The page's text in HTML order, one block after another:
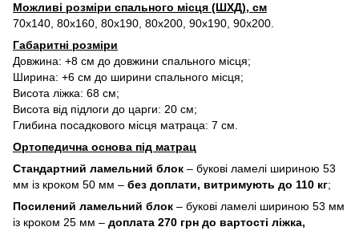
Можливі розміри спального місця (ШХД), см
70х140, 80х160, 80х190, 80х200, 90х190, 90х200.
Габаритні розміри
Довжина: +8 см до довжини спального місця;
Ширина: +6 см до ширини спального місця;
Висота ліжка: 68 см;
Висота від підлоги до царги: 20 см;
Глибина посадкового місця матраца: 7 см.
Ортопедична основа під матрац
Стандартний ламельний блок – букові ламелі шириною 53
мм із кроком 50 мм – без доплати, витримують до 110 кг;
Посилений ламельний блок – букові ламелі шириною 53 мм
із кроком 25 мм – доплата 270 грн до вартості ліжка,